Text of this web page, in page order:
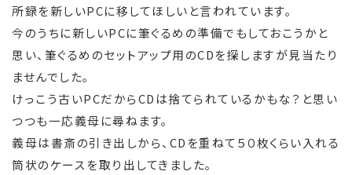
所録を新しいPCに移してほしいと言われています。
今のうちに新しいPCに筆ぐるめの準備でもしておこうかと
思い、筆ぐるめのセットアップ用のCDを探しますが見当たり
ませんでした。
けっこう古いPCだからCDは捨てられているかもな？と思い
つつも一応義母に尋ねます。
義母は書斎の引き出しから、CDを重ねて５０枚くらい入れる
筒状のケースを取り出してきました。